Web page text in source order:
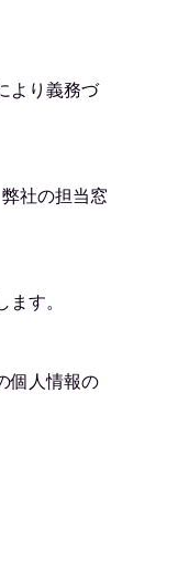
より義務づ
社の担当窓
す。
個人情報の